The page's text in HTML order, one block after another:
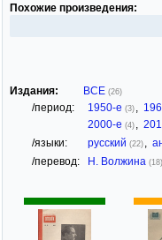
Похожие произведения:
Издания: ВСЕ (26)
/период: 1950-е (3) ,
2000-е (4) ,
/языки: русский (22) ,
/перевод: Н. Волжина (18)